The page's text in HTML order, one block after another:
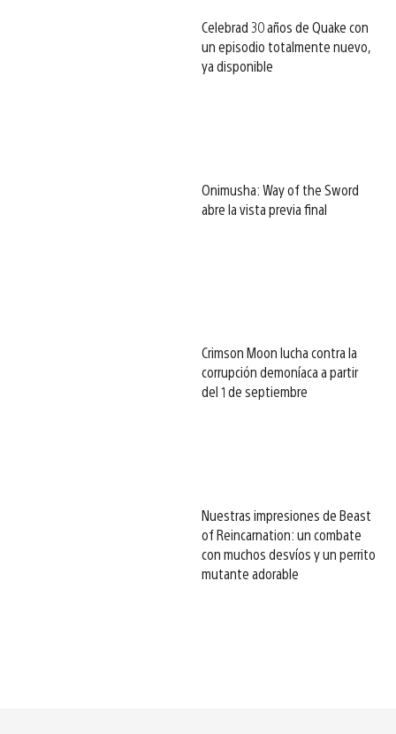
Celebrad 30 años de Quake con
un episodio totalmente nuevo,
ya disponible
Onimusha: Way of the Sword
abre la vista previa final
Crimson Moon lucha contra la
corrupción demoníaca a partir
del 1 de septiembre
Nuestras impresiones de Beast
of Reincarnation: un combate
con muchos desvíos y un perrito
mutante adorable